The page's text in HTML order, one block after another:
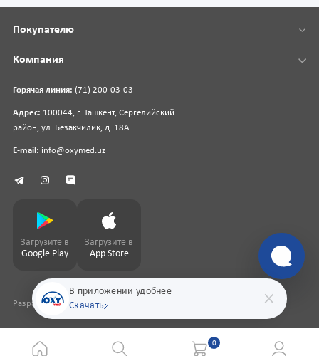
В приложении удобнее
Скачать
Горячая линия: (71) 200-03-03
Адрес: 100044, г. Ташкент, Сергелийский
район, ул. Безакчилик, д. 18А
E-mail: info@oxymed.uz
Покупателю
Компания
Загрузите в
Google Play
Загрузите в
App Store
Разработка сайтаpharmit.uz
0